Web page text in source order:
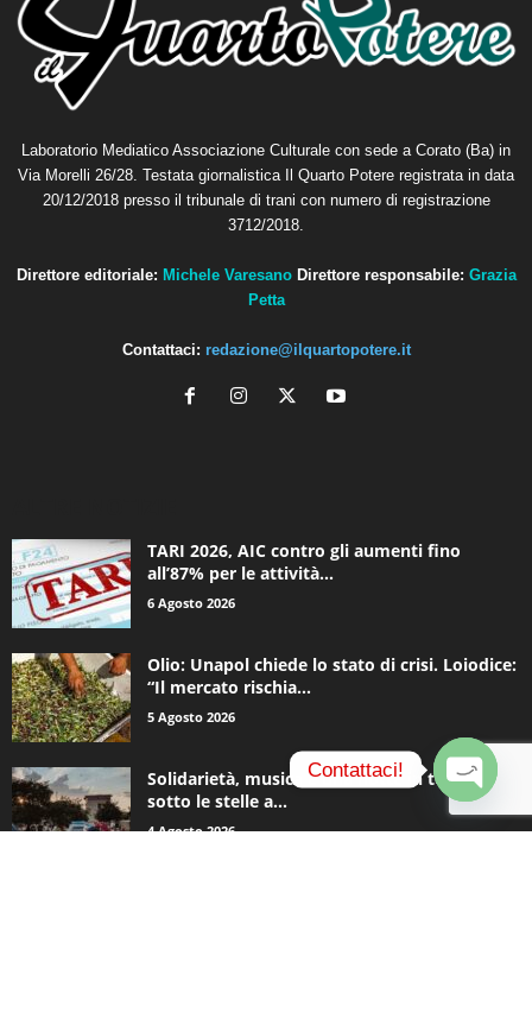
Laboratorio Mediatico Associazione Culturale con sede a Corato (Ba) in
Via Morelli 26/28. Testata giornalistica Il Quarto Potere registrata in data
20/12/2018 presso il tribunale di trani con numero di registrazione
3712/2018.
Direttore editoriale: Michele Varesano Direttore responsabile: Grazia
Petta
Contattaci: redazione@ilquartopotere.it
TARI 2026, AIC contro gli aumenti fino
all’87% per le attività...
6 Agosto 2026
Olio: Unapol chiede lo stato di crisi. Loiodice:
“Il mercato rischia...
5 Agosto 2026
Solidarietà, musica e una notte in tenda
sotto le stelle a...
4 Agosto 2026
Contattaci!
O